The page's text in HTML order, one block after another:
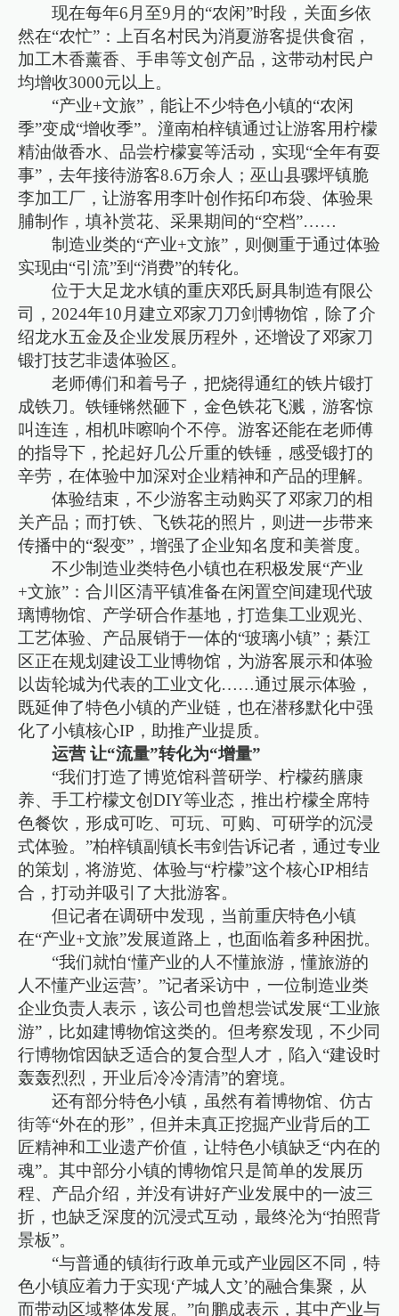
现在每年6月至9月的“农闲”时段，关面乡依
然在“农忙”：上百名村民为消夏游客提供食宿，
加工木香薰香、手串等文创产品，这带动村民户
均增收3000元以上。
“产业+文旅”，能让不少特色小镇的“农闲
季”变成“增收季”。潼南柏梓镇通过让游客用柠檬
精油做香水、品尝柠檬宴等活动，实现“全年有耍
事”，去年接待游客8.6万余人；巫山县骡坪镇脆
李加工厂，让游客用李叶创作拓印布袋、体验果
脯制作，填补赏花、采果期间的“空档”……
制造业类的“产业+文旅”，则侧重于通过体验
实现由“引流”到“消费”的转化。
位于大足龙水镇的重庆邓氏厨具制造有限公
司，2024年10月建立邓家刀刀剑博物馆，除了介
绍龙水五金及企业发展历程外，还增设了邓家刀
锻打技艺非遗体验区。
老师傅们和着号子，把烧得通红的铁片锻打
成铁刀。铁锤锵然砸下，金色铁花飞溅，游客惊
叫连连，相机咔嚓响个不停。游客还能在老师傅
的指导下，抡起好几公斤重的铁锤，感受锻打的
辛劳，在体验中加深对企业精神和产品的理解。
体验结束，不少游客主动购买了邓家刀的相
关产品；而打铁、飞铁花的照片，则进一步带来
传播中的“裂变”，增强了企业知名度和美誉度。
不少制造业类特色小镇也在积极发展“产业
+文旅”：合川区清平镇准备在闲置空间建现代玻
璃博物馆、产学研合作基地，打造集工业观光、
工艺体验、产品展销于一体的“玻璃小镇”；綦江
区正在规划建设工业博物馆，为游客展示和体验
以齿轮城为代表的工业文化……通过展示体验，
既延伸了特色小镇的产业链，也在潜移默化中强
化了小镇核心IP，助推产业提质。
运营 让“流量”转化为“增量”
“我们打造了博览馆科普研学、柠檬药膳康
养、手工柠檬文创DIY等业态，推出柠檬全席特
色餐饮，形成可吃、可玩、可购、可研学的沉浸
式体验。”柏梓镇副镇长韦剑告诉记者，通过专业
的策划，将游览、体验与“柠檬”这个核心IP相结
合，打动并吸引了大批游客。
但记者在调研中发现，当前重庆特色小镇
在“产业+文旅”发展道路上，也面临着多种困扰。
“我们就怕‘懂产业的人不懂旅游，懂旅游的
人不懂产业运营’。”记者采访中，一位制造业类
企业负责人表示，该公司也曾想尝试发展“工业旅
游”，比如建博物馆这类的。但考察发现，不少同
行博物馆因缺乏适合的复合型人才，陷入“建设时
轰轰烈烈，开业后冷冷清清”的窘境。
还有部分特色小镇，虽然有着博物馆、仿古
街等“外在的形”，但并未真正挖掘产业背后的工
匠精神和工业遗产价值，让特色小镇缺乏“内在的
魂”。其中部分小镇的博物馆只是简单的发展历
程、产品介绍，并没有讲好产业发展中的一波三
折，也缺乏深度的沉浸式互动，最终沦为“拍照背
景板”。
“与普通的镇街行政单元或产业园区不同，特
色小镇应着力于实现‘产城人文’的融合集聚，从
而带动区域整体发展。”向鹏成表示，其中产业与